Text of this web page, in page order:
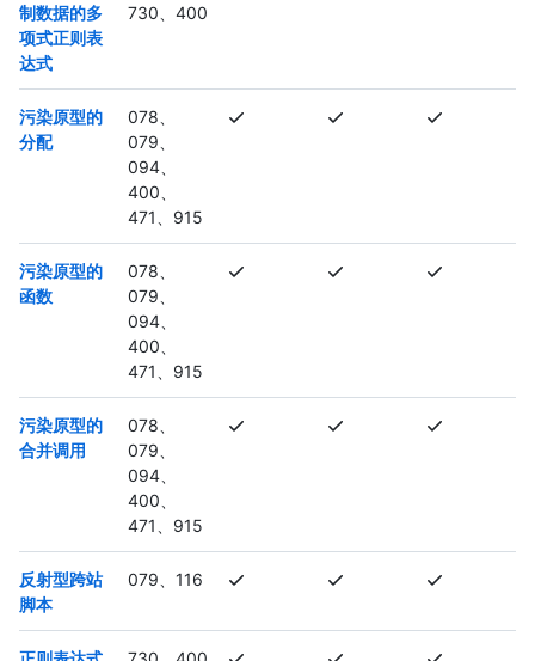
制数据的多
项式正则表
达式
730、400
污染原型的
分配
078、
079、
094、
400、
471、915
污染原型的
函数
078、
079、
094、
400、
471、915
污染原型的
合并调用
078、
079、
094、
400、
471、915
反射型跨站
脚本
079、116